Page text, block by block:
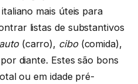
mais úteis para
listas de substantivos
auto(carro), cibo(comida),
diante. Estes são bons
ou em idade pré-